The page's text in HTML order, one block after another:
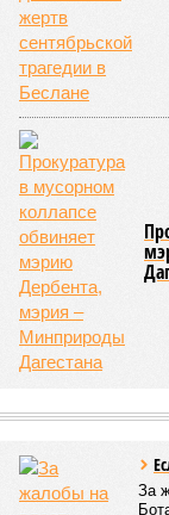
перекрыто на
площадка –
организованы
аварийно-
приступить
воды,
ориентировочно к
В Чародинском
транспортное
восстановлено
пути к двум
Ранее в
повреждения
метров и
республике